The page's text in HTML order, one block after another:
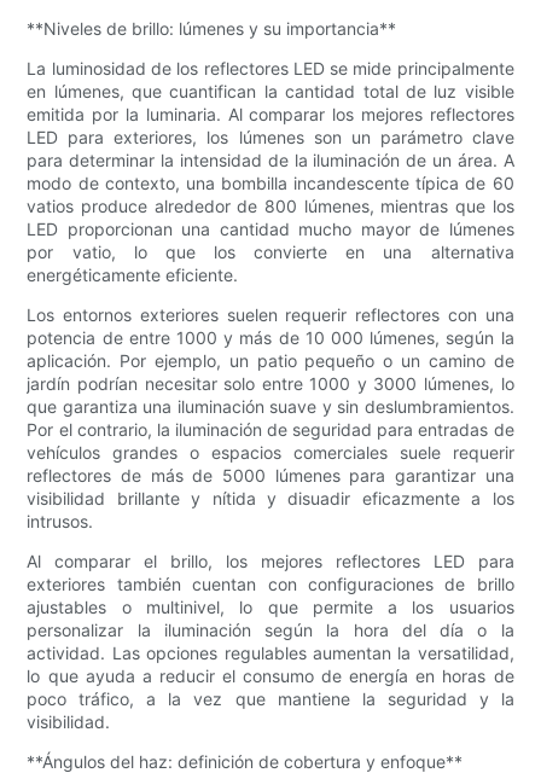
**Niveles de brillo: lúmenes y su importancia**
La luminosidad de los reflectores LED se mide principalmente
en lúmenes, que cuantifican la cantidad total de luz visible
emitida por la luminaria. Al comparar los mejores reflectores
LED para exteriores, los lúmenes son un parámetro clave
para determinar la intensidad de la iluminación de un área. A
modo de contexto, una bombilla incandescente típica de 60
vatios produce alrededor de 800 lúmenes, mientras que los
LED proporcionan una cantidad mucho mayor de lúmenes
por vatio, lo que los convierte en una alternativa
energéticamente eficiente.
Los entornos exteriores suelen requerir reflectores con una
potencia de entre 1000 y más de 10 000 lúmenes, según la
aplicación. Por ejemplo, un patio pequeño o un camino de
jardín podrían necesitar solo entre 1000 y 3000 lúmenes, lo
que garantiza una iluminación suave y sin deslumbramientos.
Por el contrario, la iluminación de seguridad para entradas de
vehículos grandes o espacios comerciales suele requerir
reflectores de más de 5000 lúmenes para garantizar una
visibilidad brillante y nítida y disuadir eficazmente a los
intrusos.
Al comparar el brillo, los mejores reflectores LED para
exteriores también cuentan con configuraciones de brillo
ajustables o multinivel, lo que permite a los usuarios
personalizar la iluminación según la hora del día o la
actividad. Las opciones regulables aumentan la versatilidad,
lo que ayuda a reducir el consumo de energía en horas de
poco tráfico, a la vez que mantiene la seguridad y la
visibilidad.
**Ángulos del haz: definición de cobertura y enfoque**